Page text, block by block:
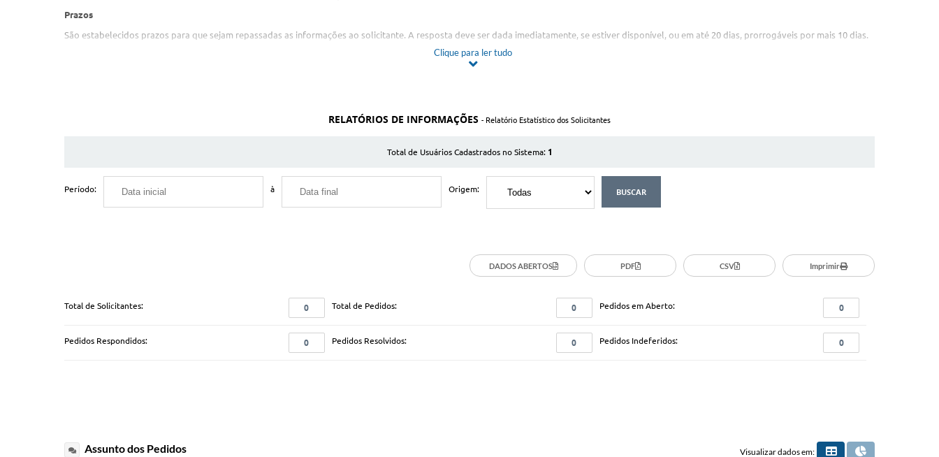
Prazos
São estabelecidos prazos para que sejam repassadas as informações ao solicitante. A resposta deve ser dada imediatamente, se estiver disponível, ou em até 20 dias, prorrogáveis por mais 10 dias.
– orientar sobre os procedimentos de acesso, indicando data, local e modo como que será feita a consulta; e informar sobre a tramitação de documentos.
Clique para ler tudo
RELATÓRIOS DE INFORMAÇÕES - Relatório Estatístico dos Solicitantes
Total de Usuários Cadastrados no Sistema: 1
Período: à Origem:
DADOS ABERTOS PDF CSV Imprimir
Total de Solicitantes: 0 Total de Pedidos: 0 Pedidos em Aberto: 0
Pedidos Respondidos: 0 Pedidos Resolvidos: 0 Pedidos Indeferidos: 0
Assunto dos Pedidos Visualizar dados em: